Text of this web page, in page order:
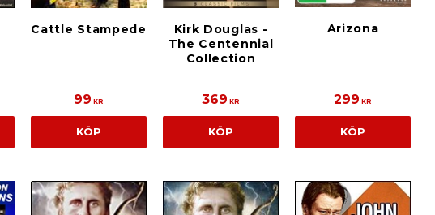
Cattle Stampede
99 KR
KÖP
Kirk Douglas -
The Centennial
Collection
369 KR
KÖP
Arizona
299 KR
KÖP